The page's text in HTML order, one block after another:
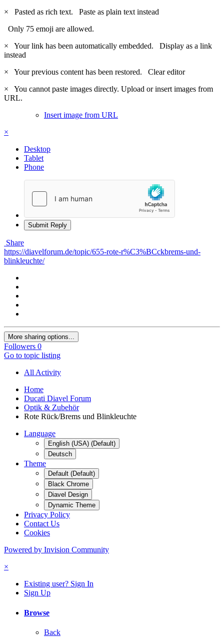
×
Pasted as rich text. Paste as plain text instead
Only 75 emoji are allowed.
×
Your link has been automatically embedded. Display as a link
instead
×
Your previous content has been restored. Clear editor
×
You cannot paste images directly. Upload or insert images from
URL.
Insert image from URL
×
Desktop
Tablet
Phone
Submit Reply
Share
https://diavelforum.de/topic/655-rote-r%C3%BCckbrems-und-
blinkleuchte/
More sharing options...
Followers 0
Go to topic listing
All Activity
Home
Ducati Diavel Forum
Optik & Zubehör
Rote Rück/Brems und Blinkleuchte
Language
English (USA) (Default)
Deutsch
Theme
Default (Default)
Black Chrome
Diavel Design
Dynamic Theme
Privacy Policy
Contact Us
Cookies
Powered by Invision Community
×
Existing user? Sign In
Sign Up
Browse
Back